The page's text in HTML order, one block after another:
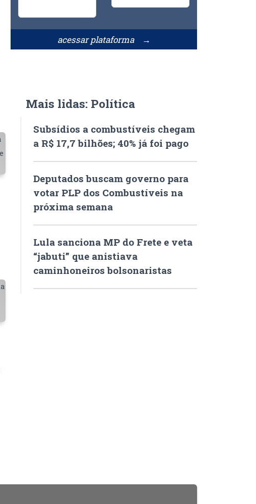
acessar plataforma →
Mais lidas: Política
Subsídios a combustíveis chegam
a R$ 17,7 bilhões; 40% já foi pago
Deputados buscam governo para
votar PLP dos Combustíveis na
próxima semana
Lula sanciona MP do Frete e veta
“jabuti” que anistiava
caminhoneiros bolsonaristas